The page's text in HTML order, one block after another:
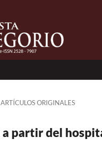
ARTÍCULOS ORIGINALES
partir del